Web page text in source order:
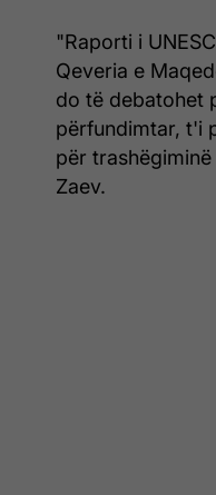
"Raporti i
Qeveria e
do të debatohet
përfundimtar, t'i
për
Zaev.